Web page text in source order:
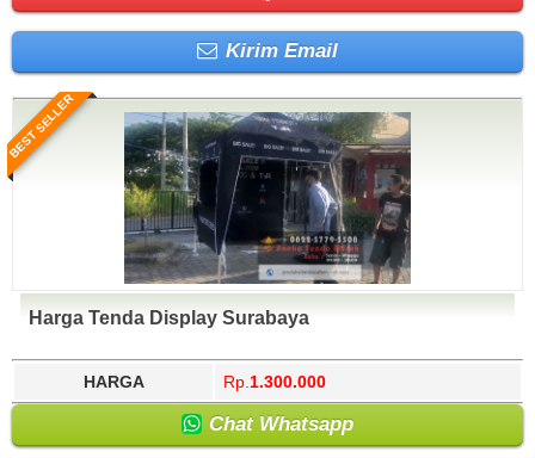
Kirim Email
BEST SELLER
Harga Tenda Display Surabaya
HARGA Rp. 1.300.000
Chat Whatsapp